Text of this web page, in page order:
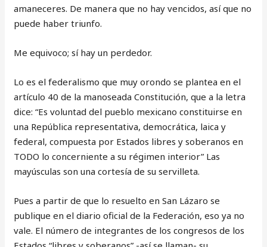
amaneceres. De manera que no hay vencidos, así que no
puede haber triunfo.
Me equivoco; sí hay un perdedor.
Lo es el federalismo que muy orondo se plantea en el
artículo 40 de la manoseada Constitución, que a la letra
dice: “Es voluntad del pueblo mexicano constituirse en
una República representativa, democrática, laica y
federal, compuesta por Estados libres y soberanos en
TODO lo concerniente a su régimen interior” Las
mayúsculas son una cortesía de su servilleta.
Pues a partir de que lo resuelto en San Lázaro se
publique en el diario oficial de la Federación, eso ya no
vale. El número de integrantes de los congresos de los